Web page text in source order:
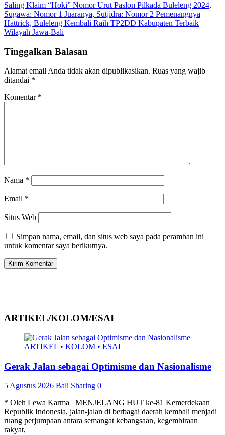
Saling Klaim “Hoki” Nomor Urut Paslon Pilkada Buleleng 2024,
Sugawa: Nomor 1 Juaranya, Sutjidra: Nomor 2 Pemenangnya
Hattrick, Buleleng Kembali Raih TP2DD Kabupaten Terbaik
Wilayah Jawa-Bali
Tinggalkan Balasan
Alamat email Anda tidak akan dipublikasikan. Ruas yang wajib
ditandai *
Komentar *
Nama *
Email *
Situs Web
Simpan nama, email, dan situs web saya pada peramban ini
untuk komentar saya berikutnya.
ARTIKEL/KOLOM/ESAI
ARTIKEL • KOLOM • ESAI
Gerak Jalan sebagai Optimisme dan Nasionalisme
5 Agustus 2026 Bali Sharing 0
* Oleh Lewa Karma MENJELANG HUT ke-81 Kemerdekaan
Republik Indonesia, jalan-jalan di berbagai daerah kembali menjadi
ruang perjumpaan antara semangat kebangsaan, kegembiraan
rakyat,